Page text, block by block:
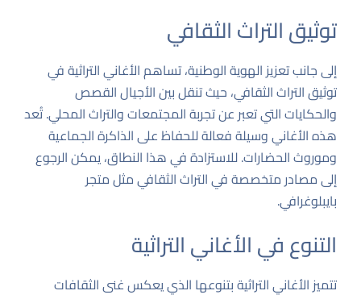
توثيق التراث الثقافي
إلى جانب تعزيز الهوية الوطنية، تساهم الأغاني التراثية في
توثيق التراث الثقافي، حيث تنقل بين الأجيال القصص
والحكايات التي تعبر عن تجربة المجتمعات والتراث المحلي. تُعد
هذه الأغاني وسيلة فعالة للحفاظ على الذاكرة الجماعية
وموروث الحضارات. للاستزادة في هذا النطاق، يمكن الرجوع
إلى مصادر متخصصة في التراث الثقافي مثلمتجر
بايبلوغرافي.
التنوع في الأغاني التراثية
تتميز الأغاني التراثية بتنوعها الذي يعكس غنى الثقافات